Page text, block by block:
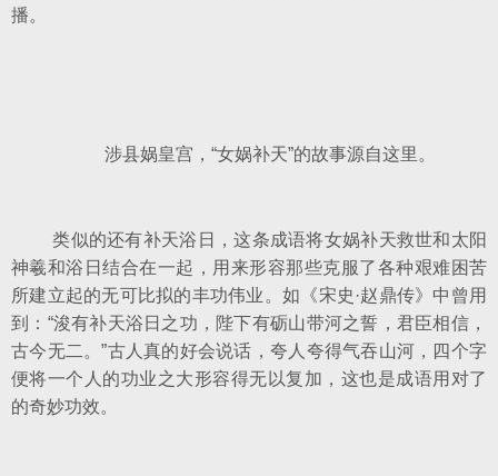
播。
涉县娲皇宫，“女娲补天”的故事源自这里。
类似的还有补天浴日，这条成语将女娲补天救世和太阳
神羲和浴日结合在一起，用来形容那些克服了各种艰难困苦
所建立起的无可比拟的丰功伟业。如《宋史·赵鼎传》中曾用
到：“浚有补天浴日之功，陛下有砺山带河之誓，君臣相信，
古今无二。”古人真的好会说话，夸人夸得气吞山河，四个字
便将一个人的功业之大形容得无以复加，这也是成语用对了
的奇妙功效。